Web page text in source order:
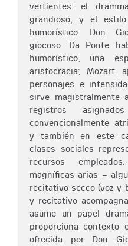
vertientes: el
grandioso, y el
humorístico. Don
giocoso: Da Ponte
humorístico, una
aristocracia; Mozart
personajes e
sirve magistralmente
registros
convencionalmente
y también en este
clases sociales
recursos
magníficas arias –
recitativo secco (voz y
y recitativo
asume un papel
proporciona contexto
ofrecida por Don